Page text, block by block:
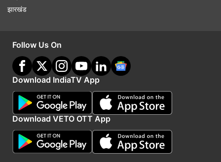
झारखंड
Follow Us On
Download IndiaTV App
Download VETO OTT App